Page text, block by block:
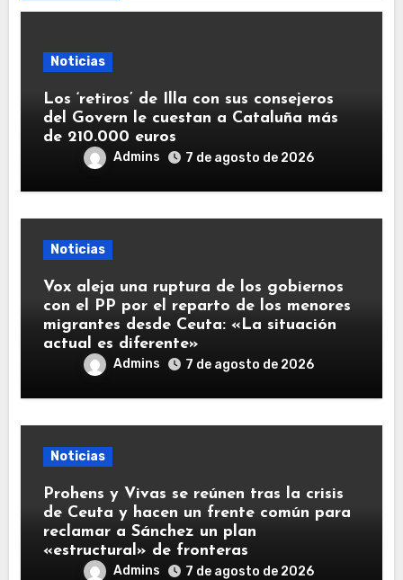
Noticias
Los ‘retiros’ de Illa con sus consejeros
del Govern le cuestan a Cataluña más
de 210.000 euros
Admins 7 de agosto de 2026
Noticias
Vox aleja una ruptura de los gobiernos
con el PP por el reparto de los menores
migrantes desde Ceuta: «La situación
actual es diferente»
Admins 7 de agosto de 2026
Noticias
Prohens y Vivas se reúnen tras la crisis
de Ceuta y hacen un frente común para
reclamar a Sánchez un plan
«estructural» de fronteras
Admins 7 de agosto de 2026